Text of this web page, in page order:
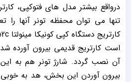
درواقع بیشتر مدل های فتوکپی،
تنها می توان محفظه تونر آنها
است کارتریج قدیمی بیرون آورده
آن نصب گردد. شارژ تونر هم به
بیرون آوردن این بخش، هد به خوبی